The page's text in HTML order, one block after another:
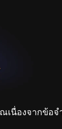
เนื่องจากข้อ